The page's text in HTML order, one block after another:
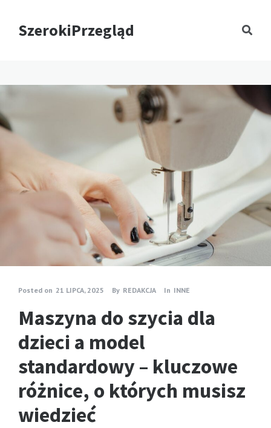
SzerokiPrzegląd
Posted on 21 LIPCA, 2025 By REDAKCJA In INNE
Maszyna do szycia dla
dzieci a model
standardowy – kluczowe
różnice, o których musisz
wiedzieć